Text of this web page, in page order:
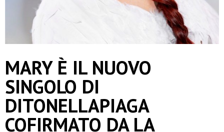
MARY È IL NUOVO
SINGOLO DI
DITONELLAPIAGA
COFIRMATO DA LA